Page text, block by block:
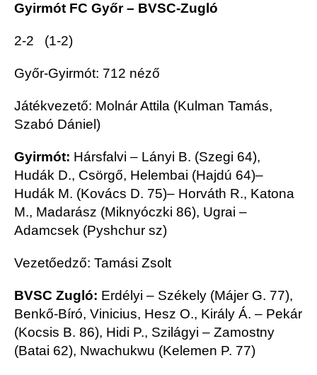
Gyirmót FC Győr – BVSC-Zugló
2-2 (1-2)
Győr-Gyirmót: 712 néző
Játékvezető: Molnár Attila (Kulman Tamás,
Szabó Dániel)
Gyirmót: Hársfalvi – Lányi B. (Szegi 64),
Hudák D., Csörgő, Helembai (Hajdú 64)–
Hudák M. (Kovács D. 75)– Horváth R., Katona
M., Madarász (Miknyóczki 86), Ugrai –
Adamcsek (Pyshchur sz)
Vezetőedző: Tamási Zsolt
BVSC Zugló: Erdélyi – Székely (Májer G. 77),
Benkő-Bíró, Vinicius, Hesz O., Király Á. – Pekár
(Kocsis B. 86), Hidi P., Szilágyi – Zamostny
(Batai 62), Nwachukwu (Kelemen P. 77)